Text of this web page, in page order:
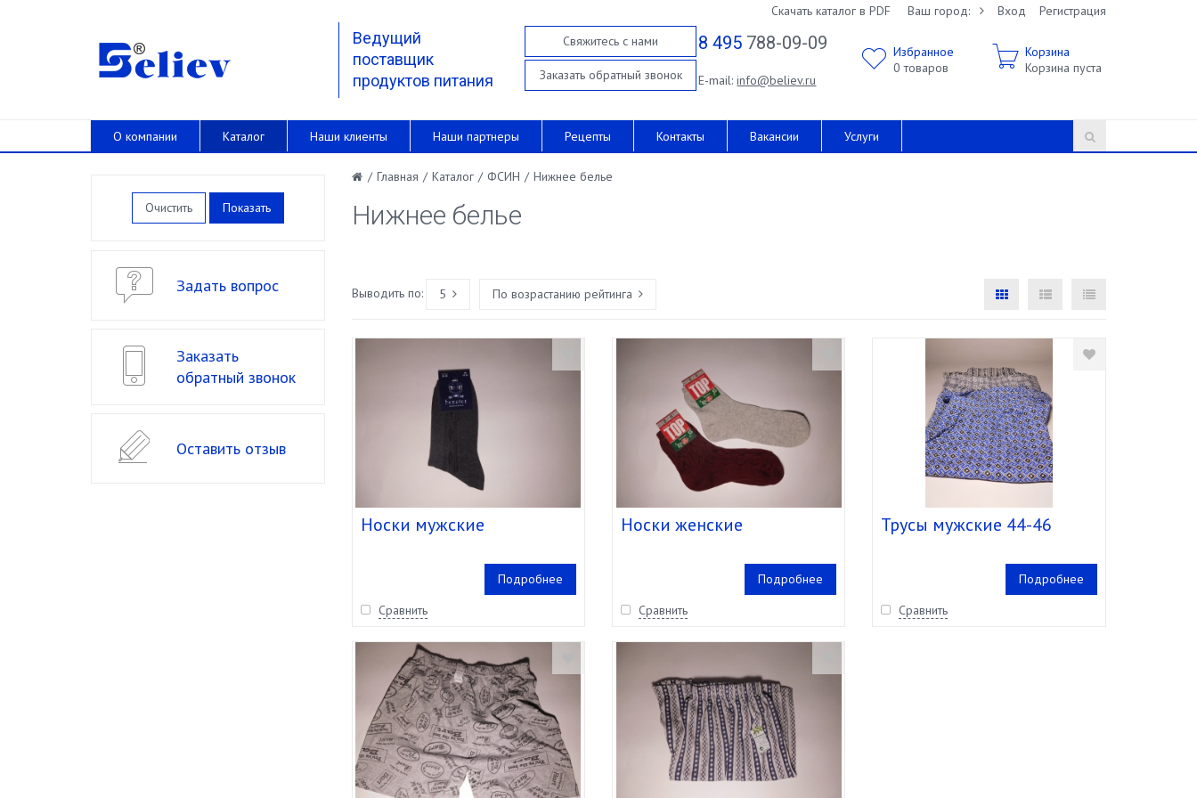
Скачать каталог в PDF Ваш город: Вход Регистрация
Ведущий
поставщик
продуктов питания
Свяжитесь с нами
Заказать обратный звонок
8 495 788-09-09
E-mail:info@believ.ru
Избранное
0 товаров
Корзина
Корзина пуста
О компании Каталог Наши клиенты Наши партнеры Рецепты Контакты Вакансии Услуги
/ Главная / Каталог / ФСИН / Нижнее белье
Нижнее белье
Выводить по: 5 По возрастанию рейтинга
Носки мужские
Подробнее
Сравнить
Носки женские
Подробнее
Сравнить
Трусы мужские 44-46
Подробнее
Сравнить
Очистить
Задать вопрос
Заказать
обратный звонок
Оставить отзыв